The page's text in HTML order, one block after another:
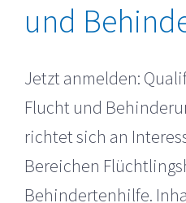
und
Jetzt anmelden:
Flucht und
richtet sich an
Bereichen
Behindertenhilfe.